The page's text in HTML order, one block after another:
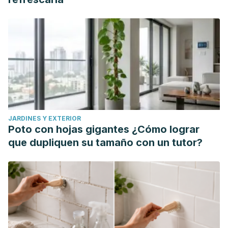
Elera C, et al. Lupus eritematoso sistémico y fatiga. Rev.
Cuerpo Med. HNAAA 2022;15(3). Disponible en
https://www.cmhnaaa.org.pe/ojs/index.php/rcmhnaaa/article/
Mertz P, et al. Towards a practical management of fatigue
in systemic lupus erythematosus. Lupus Science &
Medicine 2020;7. Disponible en:
https://www.researchgate.net/publication/
Middleton, K. R., Moonaz, S. H., Hasni, S. A., López, M. M.,
Tataw-Ayuketah, G., Farmer, N., & Wallen, G. R. (2018). Yoga
experiences and qualitative perspectives from students
and yoga instructors living with SLE.
therapies in medicine
, 111-117.
Sharif K, et al. Physical activity and autoinmune diseases:
get moving and manage the disease. Autoinmune Reviews
JARDINES Y EXTERIOR
Poto con hojas gigantes ¿Cómo lograr
que dupliquen su tamaño con un tutor?